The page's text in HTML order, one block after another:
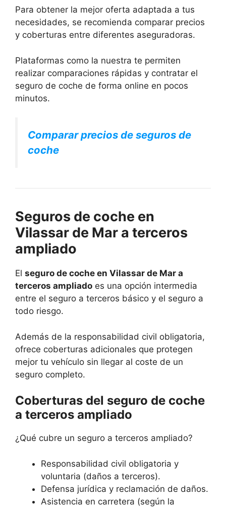
Para obtener la mejor oferta adaptada a tus
necesidades, se recomienda comparar precios
y coberturas entre diferentes aseguradoras.
Plataformas como la nuestra te permiten
realizar comparaciones rápidas y contratar el
seguro de coche de forma online en pocos
minutos.
Comparar precios de seguros de
coche
Seguros de coche en
Vilassar de Mar a terceros
ampliado
El seguro de coche en Vilassar de Mar a
terceros ampliado es una opción intermedia
entre el seguro a terceros básico y el seguro a
todo riesgo.
Además de la responsabilidad civil obligatoria,
ofrece coberturas adicionales que protegen
mejor tu vehículo sin llegar al coste de un
seguro completo.
Coberturas del seguro de coche
a terceros ampliado
¿Qué cubre un seguro a terceros ampliado?
Responsabilidad civil obligatoria y
voluntaria (daños a terceros).
Defensa jurídica y reclamación de daños.
Asistencia en carretera (según la